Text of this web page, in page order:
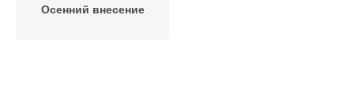
Осенний внесение